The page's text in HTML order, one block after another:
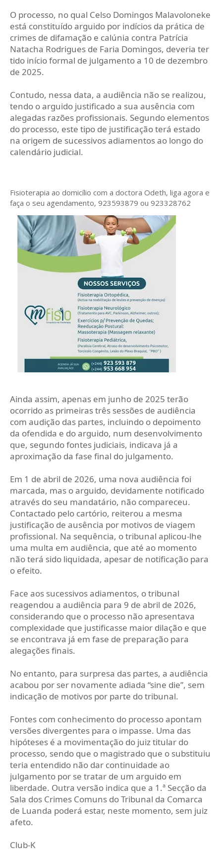
O processo, no qual Celso Domingos Malavoloneke
está constituído arguido por indícios da prática de
crimes de difamação e calúnia contra Patrícia
Natacha Rodrigues de Faria Domingos, deveria ter
tido início formal de julgamento a 10 de dezembro
de 2025.
Contudo, nessa data, a audiência não se realizou,
tendo o arguido justificado a sua ausência com
alegadas razões profissionais. Segundo elementos
do processo, este tipo de justificação terá estado
na origem de sucessivos adiamentos ao longo do
calendário judicial.
Fisioterapia ao domicílio com a doctora Odeth, liga agora e
faça o seu agendamento, 923593879 ou 923328762
Ainda assim, apenas em junho de 2025 terão
ocorrido as primeiras três sessões de audiência
com audição das partes, incluindo o depoimento
da ofendida e do arguido, num desenvolvimento
que, segundo fontes judiciais, indicava já a
aproximação da fase final do julgamento.
Em 1 de abril de 2026, uma nova audiência foi
marcada, mas o arguido, devidamente notificado
através do seu mandatário, não compareceu.
Contactado pelo cartório, reiterou a mesma
justificação de ausência por motivos de viagem
profissional. Na sequência, o tribunal aplicou-lhe
uma multa em audiência, que até ao momento
não terá sido liquidada, apesar de notificação para
o efeito.
Face aos sucessivos adiamentos, o tribunal
reagendou a audiência para 9 de abril de 2026,
considerando que o processo não apresentava
complexidade que justificasse maior dilação e que
se encontrava já em fase de preparação para
alegações finais.
No entanto, para surpresa das partes, a audiência
acabou por ser novamente adiada “sine die”, sem
indicação de motivos por parte do tribunal.
Fontes com conhecimento do processo apontam
versões divergentes para o impasse. Uma das
hipóteses é a movimentação do juiz titular do
processo, sendo que o magistrado que o substituiu
teria entendido não dar continuidade ao
julgamento por se tratar de um arguido em
liberdade. Outra versão indica que a 1.ª Secção da
Sala dos Crimes Comuns do Tribunal da Comarca
de Luanda poderá estar, neste momento, sem juiz
afeto.
Club-K